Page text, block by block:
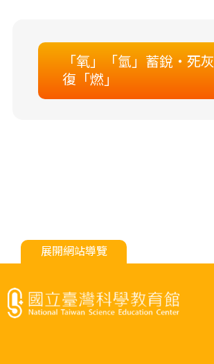
「氧」「氫」蓄銳‧死灰
復「燃」
展開網站導覽